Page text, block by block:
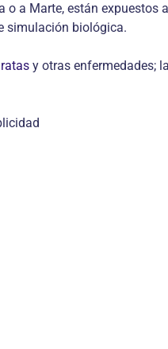
a Marte, están
simulación biológica.
y otras enfermedades;